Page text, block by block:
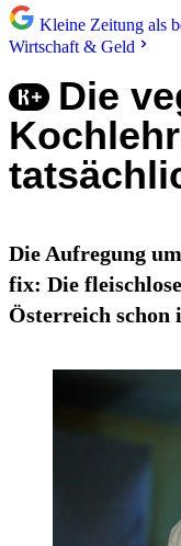
Kleine Zeitung als
Wirtschaft & Geld
Die
Die Aufregung
fix: Die
Österreich schon